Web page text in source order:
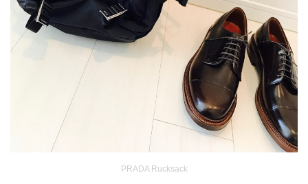
PRADA Rucksack